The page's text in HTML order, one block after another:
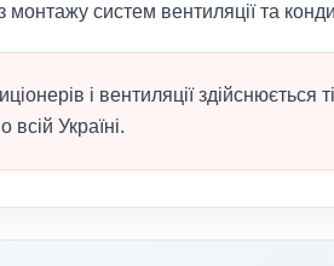
систем вентиляції та
і вентиляції здійснюється
Україні.